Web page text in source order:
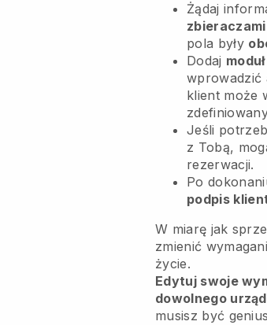
Żądaj
pola były
Dodaj
wprowadzić
klient może
Jeśli
z Tobą,
rezerwacji.
Po
podpis
W miarę jak
zmienić
życie.
Edytuj swoje
dowolnego
musisz być